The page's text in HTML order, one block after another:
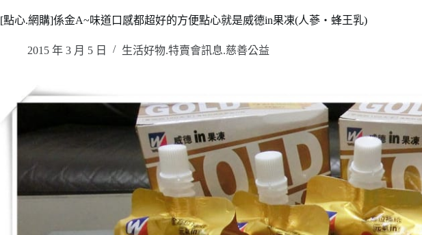
[點心.網購]係金A~味道口感都超好的方便點心就是威德in果凍(人蔘・蜂王乳)
2015 年 3 月 5 日 生活好物.特賣會訊息.慈善公益